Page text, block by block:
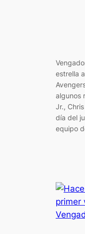
estrella
algunos
Jr.,
día del
equipo